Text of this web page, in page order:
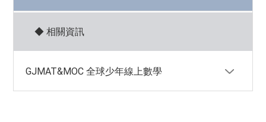
◆ 相關資訊
GJMAT&MOC 全球少年線上數學